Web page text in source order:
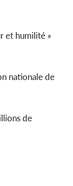
et humilité »
nationale de
de